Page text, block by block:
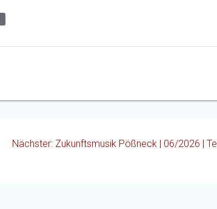
Nächster: Nächster
Zukunftsmusik Pößneck | 06/2026 |